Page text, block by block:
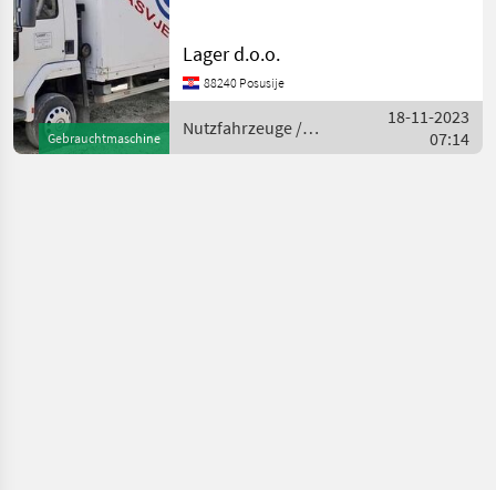
Gebrauchtmaschine
Lager d.o.o.
88240 Posusije
Nutzfahrzeuge /
Ford
18-11-2023
07:14